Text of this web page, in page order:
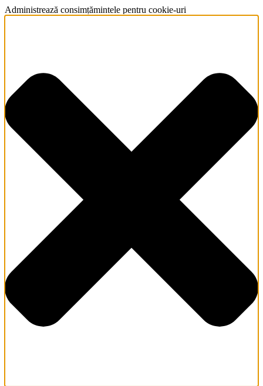
Administrează consimțămintele pentru cookie-uri